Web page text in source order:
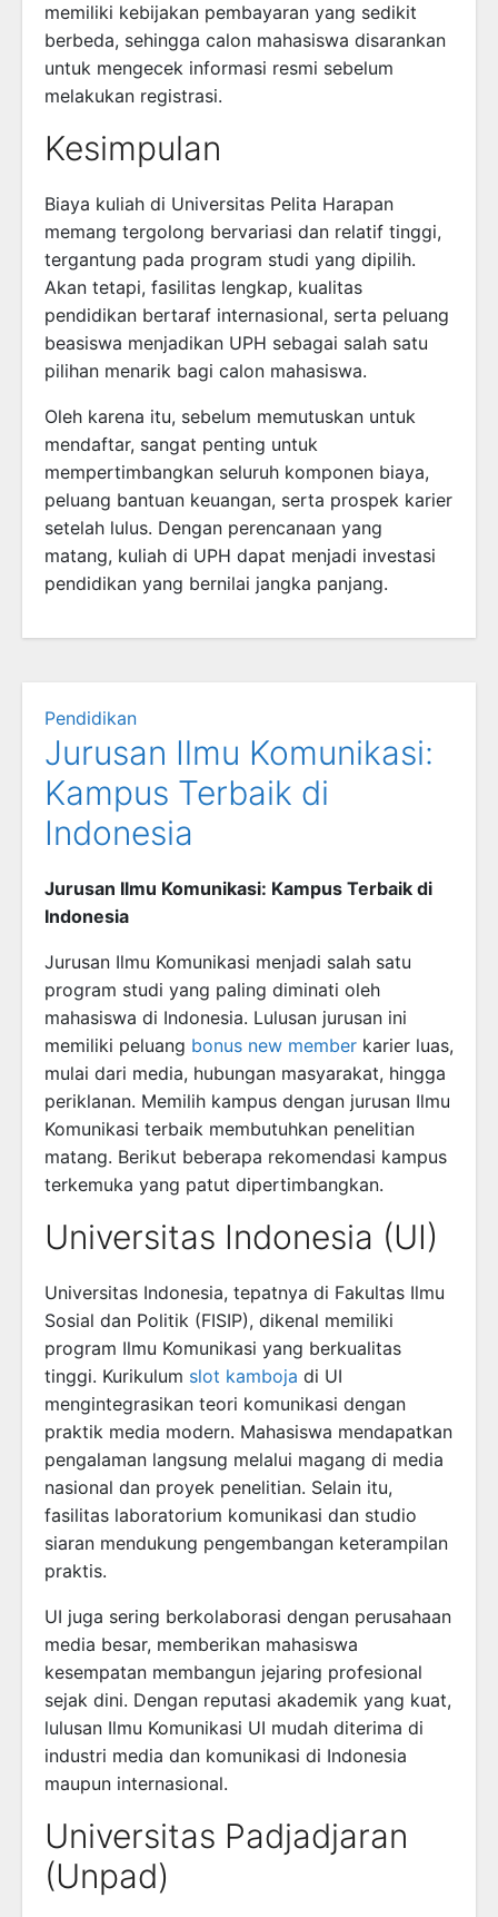
memiliki kebijakan pembayaran yang sedikit
berbeda, sehingga calon mahasiswa disarankan
untuk mengecek informasi resmi sebelum
melakukan registrasi.
Kesimpulan
Biaya kuliah di Universitas Pelita Harapan
memang tergolong bervariasi dan relatif tinggi,
tergantung pada program studi yang dipilih.
Akan tetapi, fasilitas lengkap, kualitas
pendidikan bertaraf internasional, serta peluang
beasiswa menjadikan UPH sebagai salah satu
pilihan menarik bagi calon mahasiswa.
Oleh karena itu, sebelum memutuskan untuk
mendaftar, sangat penting untuk
mempertimbangkan seluruh komponen biaya,
peluang bantuan keuangan, serta prospek karier
setelah lulus. Dengan perencanaan yang
matang, kuliah di UPH dapat menjadi investasi
pendidikan yang bernilai jangka panjang.
Pendidikan
Jurusan Ilmu Komunikasi:
Kampus Terbaik di
Indonesia
Jurusan Ilmu Komunikasi: Kampus Terbaik di
Indonesia
Jurusan Ilmu Komunikasi menjadi salah satu
program studi yang paling diminati oleh
mahasiswa di Indonesia. Lulusan jurusan ini
memiliki peluang bonus new member karier luas,
mulai dari media, hubungan masyarakat, hingga
periklanan. Memilih kampus dengan jurusan Ilmu
Komunikasi terbaik membutuhkan penelitian
matang. Berikut beberapa rekomendasi kampus
terkemuka yang patut dipertimbangkan.
Universitas Indonesia (UI)
Universitas Indonesia, tepatnya di Fakultas Ilmu
Sosial dan Politik (FISIP), dikenal memiliki
program Ilmu Komunikasi yang berkualitas
tinggi. Kurikulum slot kamboja di UI
mengintegrasikan teori komunikasi dengan
praktik media modern. Mahasiswa mendapatkan
pengalaman langsung melalui magang di media
nasional dan proyek penelitian. Selain itu,
fasilitas laboratorium komunikasi dan studio
siaran mendukung pengembangan keterampilan
praktis.
UI juga sering berkolaborasi dengan perusahaan
media besar, memberikan mahasiswa
kesempatan membangun jejaring profesional
sejak dini. Dengan reputasi akademik yang kuat,
lulusan Ilmu Komunikasi UI mudah diterima di
industri media dan komunikasi di Indonesia
maupun internasional.
Universitas Padjadjaran
(Unpad)